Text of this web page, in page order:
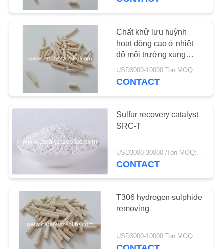
VỀ
THAM
QUAN
NHÀ
SOÁT
CHẤT
LƯỢNG
LIÊN
ZSM-5 Zeolit
43
Beta Zeolit
12
Chất khử lưu huỳnh
hoạt động cao ở nhiệt
độ môi trường xung
quanh
USD3000-10000 Ton MOQ:1 kg
CONTACT
Sulfur recovery catalyst
SRC-T
USD3000-30000 /Ton MOQ:1 kg
CONTACT
T306 hydrogen sulphide
removing